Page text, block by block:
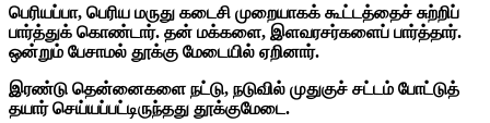
பெரியப்பா, பெரிய மருது கடைசி முறையாகக் கூட்டத்தைச் சுற்றிப்
பார்த்துக் கொண்டார். தன் மக்களை, இளவரசர்களைப் பார்த்தார்.
ஒன்றும் பேசாமல் தூக்கு மேடையில் ஏறினார்.
இரண்டு தென்னைகளை நட்டு, நடுவில் முதுகுச் சட்டம் போட்டுத்
தயார் செய்யப்பட்டிருந்தது தூக்குமேடை.